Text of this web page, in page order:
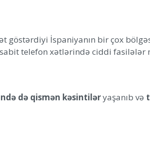
göstərdiyi İspaniyanın bir çox
telefon xətlərində ciddi fasilələr
də qismən kəsintiləryaşanıb və